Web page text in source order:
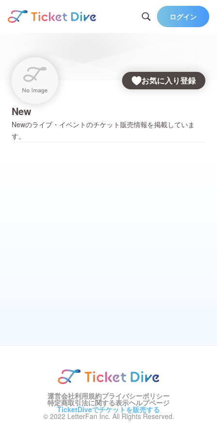
ログイン
お気に入り登録
New
Newのライブ・イベントのチケット販売情報を掲載していま
す。
運営会社利用規約プライバシーポリシー
特定商取引法に関する表示ヘルプページ
TicketDiveでチケットを販売する
© 2022 LetterFan Inc. All Rights Reserved.